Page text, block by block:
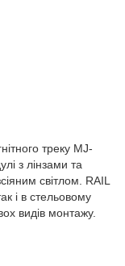
треку MJ-
з лінзами та
світлом. RAIL
і в стельовому
видів монтажу.